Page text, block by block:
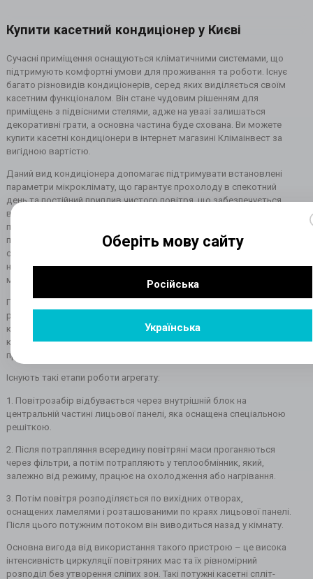
Оберіть мову сайту
Російська
Українська
Купити касетний кондиціонер у Києві
Сучасні приміщення оснащуються кліматичними системами, що
підтримують комфортні умови для проживання та роботи. Існує
багато різновидів кондиціонерів, серед яких виділяється своїм
касетним функціоналом. Він стане чудовим рішенням для
приміщень з підвісними стелями, адже на увазі залишаться
декоративні грати, а основна частина буде схована. Ви можете
купити касетні кондиціонери в інтернет магазині Клімаінвест за
вигідною вартістю.
Даний вид кондиціонера допомагає підтримувати встановлені
параметри мікроклімату, що гарантує прохолоду в спекотний
день та постійний приплив чистого повітря, що забезпечується
вбудованим у внутрішній блок розподільника, який рівномірно
подає повітря у чотирьох напрямках. Такі клімат-системи
призначені для приміщень з великою площею та високими
стелями. Касетний блок кондиціонера закріплюється під
натяжною стелею, завдяки чому не потребує додаткового
монтажу.
Перед покупкою пристрою необхідно вивчити принцип його
роботи. Система складається з їх внутрішнього та зовнішнього
компонента. Перший виконує функцію випарника, а другий –
конденсатор. Вони з'єднуються за допомогою магістралі,
призначеної для циркуляції холодоагенту – фреону.
Існують такі етапи роботи агрегату:
1. Повітрозабір відбувається через внутрішній блок на
центральній частині лицьової панелі, яка оснащена спеціальною
решіткою.
2. Після потрапляння всередину повітряні маси проганяються
через фільтри, а потім потрапляють у теплообмінник, який,
залежно від режиму, працює на охолодження або нагрівання.
3. Потім повітря розподіляється по вихідних отворах,
оснащених ламелями і розташованими по краях лицьової панелі.
Після цього потужним потоком він виводиться назад у кімнату.
Основна вигода від використання такого пристрою – це висока
інтенсивність циркуляції повітряних мас та їх рівномірний
розподіл без утворення сліпих зон. Такі потужні касетні спліт-